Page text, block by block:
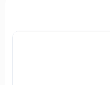
را که برای آرایشگران
شروع به بازاریابی و
و همچنین عموم مردم در